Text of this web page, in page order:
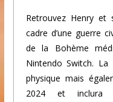
Retrouvez Henry et
cadre d’une guerre
de la Bohème
Nintendo Switch. La
physique mais
2024 et inclura